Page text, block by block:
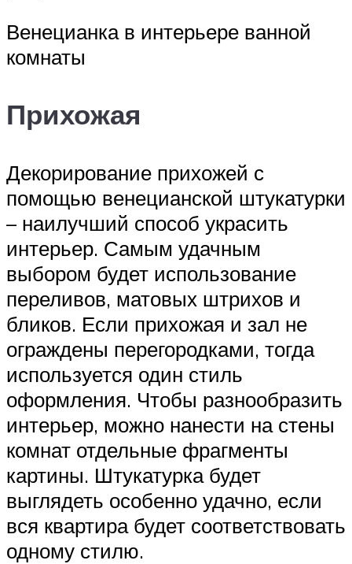
Венецианка в интерьере ванной
комнаты
Прихожая
Декорирование прихожей с
помощью венецианской штукатурки
– наилучший способ украсить
интерьер. Самым удачным
выбором будет использование
переливов, матовых штрихов и
бликов. Если прихожая и зал не
ограждены перегородками, тогда
используется один стиль
оформления. Чтобы разнообразить
интерьер, можно нанести на стены
комнат отдельные фрагменты
картины. Штукатурка будет
выглядеть особенно удачно, если
вся квартира будет соответствовать
одному стилю.